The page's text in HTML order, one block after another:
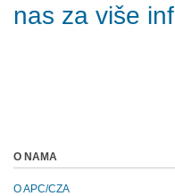
nas za više
O NAMA
O APC/CZA